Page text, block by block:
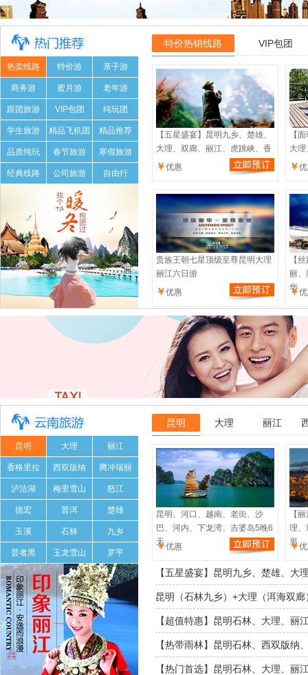
热卖线路 特价游 亲子游
商务游 蜜月游 老年游
跟团旅游 VIP包团 纯玩团
学生旅游 精品飞机团 精品推荐
品质纯玩 春节旅游 寒假旅游
经典线路 公司旅游 自由行
特价热销线路 VIP包团
【五星盛宴】昆明九乡、楚雄、
大理、双廊、丽江、虎跳峡、香
￥优惠
【
大
￥
贵族王朝七星顶级至尊昆明大理
丽江六日游
￥优惠
【
丽、
华
￥
昆明 大理 丽江
香格里拉 西双版纳 腾冲瑞丽
泸沽湖 梅里雪山 怒江
德宏 普洱 楚雄
玉溪 石林 九乡
普者黑 玉龙雪山 罗平
昆明 大理 丽江
昆明、河口、越南、老街、沙
巴、河内、下龙湾、吉婆岛5晚6
天
￥优惠
【
理、
里
￥
【五星盛宴】昆明九乡、楚雄、大
昆明（石林九乡）+大理（洱海双
【超值特惠】昆明石林、大理、丽
【热带雨林】昆明石林、西双版纳
【热门首选】昆明石林、大理、丽